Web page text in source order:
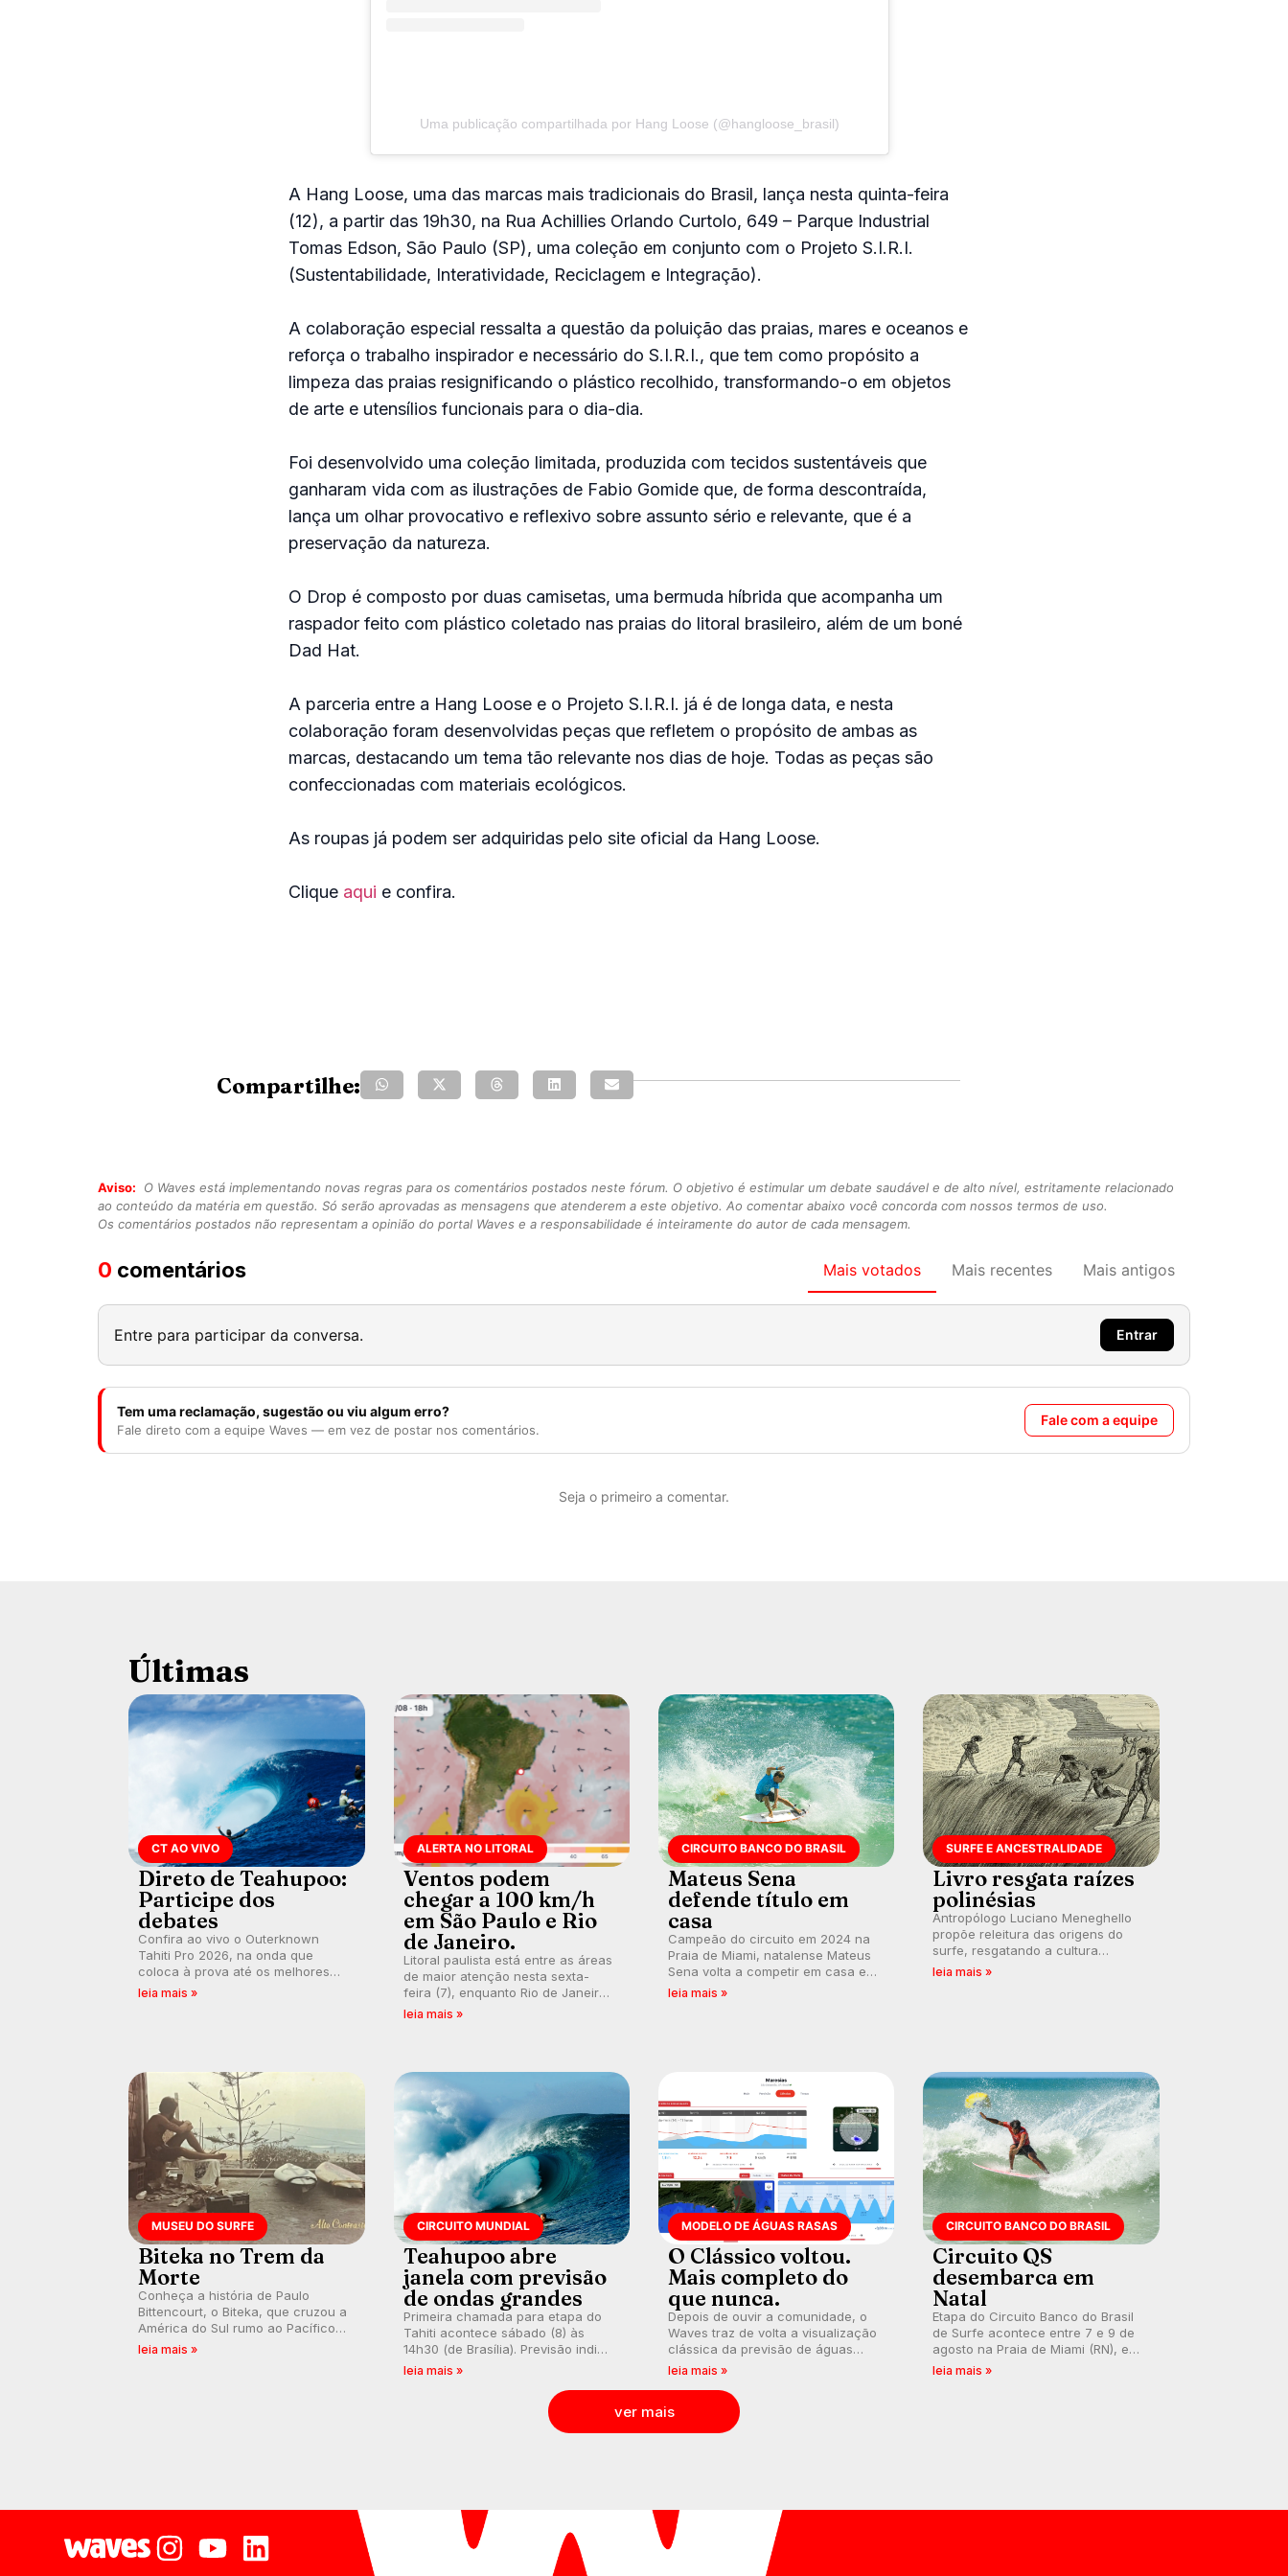
Uma publicação compartilhada por Hang Loose (@hangloose_brasil)
A Hang Loose, uma das marcas mais tradicionais do Brasil, lança nesta quinta-feira
(12), a partir das 19h30, na Rua Achillies Orlando Curtolo, 649 – Parque Industrial
Tomas Edson, São Paulo (SP), uma coleção em conjunto com o Projeto S.I.R.I.
(Sustentabilidade, Interatividade, Reciclagem e Integração).
A colaboração especial ressalta a questão da poluição das praias, mares e oceanos e
reforça o trabalho inspirador e necessário do S.I.R.I., que tem como propósito a
limpeza das praias resignificando o plástico recolhido, transformando-o em objetos
de arte e utensílios funcionais para o dia-dia.
Foi desenvolvido uma coleção limitada, produzida com tecidos sustentáveis que
ganharam vida com as ilustrações de Fabio Gomide que, de forma descontraída,
lança um olhar provocativo e reflexivo sobre assunto sério e relevante, que é a
preservação da natureza.
O Drop é composto por duas camisetas, uma bermuda híbrida que acompanha um
raspador feito com plástico coletado nas praias do litoral brasileiro, além de um boné
Dad Hat.
A parceria entre a Hang Loose e o Projeto S.I.R.I. já é de longa data, e nesta
colaboração foram desenvolvidas peças que refletem o propósito de ambas as
marcas, destacando um tema tão relevante nos dias de hoje. Todas as peças são
confeccionadas com materiais ecológicos.
As roupas já podem ser adquiridas pelo site oficial da Hang Loose.
Clique aqui e confira.
Compartilhe:
Aviso:
O Waves está implementando novas regras para os comentários postados neste fórum. O objetivo é estimular um debate saudável e de alto nível, estritamente relacionado
ao conteúdo da matéria em questão. Só serão aprovadas as mensagens que atenderem a este objetivo. Ao comentar abaixo você concorda com nossos termos de uso.
Os comentários postados não representam a opinião do portal Waves e a responsabilidade é inteiramente do autor de cada mensagem.
0 comentários Mais votados Mais recentes Mais antigos
Entre para participar da conversa. Entrar
Tem uma reclamação, sugestão ou viu algum erro?
Fale direto com a equipe Waves — em vez de postar nos comentários.
Fale com a equipe
Seja o primeiro a comentar.
Últimas
CT AO VIVO
Direto de Teahupoo:
Participe dos
debates
Confira ao vivo o Outerknown
Tahiti Pro 2026, na onda que
coloca à prova até os melhores
surfistas do mundo. E participe dos
leia mais »
ALERTA NO LITORAL
Ventos podem
chegar a 100 km/h
em São Paulo e Rio
de Janeiro.
Litoral paulista está entre as áreas
de maior atenção nesta sexta-
feira (7), enquanto Rio de Janeiro
também recebe alerta para ventos
leia mais »
CIRCUITO BANCO DO BRASIL
Mateus Sena
defende título em
casa
Campeão do circuito em 2024 na
Praia de Miami, natalense Mateus
Sena volta a competir em casa em
busca de manter a hegemonia
leia mais »
SURFE E ANCESTRALIDADE
Livro resgata raízes
polinésias
Antropólogo Luciano Meneghello
propõe releitura das origens do
surfe, resgatando a cultura
polinésia e questionando a visão
leia mais »
MUSEU DO SURFE
Biteka no Trem da
Morte
Conheça a história de Paulo
Bittencourt, o Biteka, que cruzou a
América do Sul rumo ao Pacífico
em uma jornada que se tornou um
leia mais »
CIRCUITO MUNDIAL
Teahupoo abre
janela com previsão
de ondas grandes
Primeira chamada para etapa do
Tahiti acontece sábado (8) às
14h30 (de Brasília). Previsão indica
swell consistente. Medina
divulga baterias, com Kelly Slater
leia mais »
MODELO DE ÁGUAS RASAS
O Clássico voltou.
Mais completo do
que nunca.
Depois de ouvir a comunidade, o
Waves traz de volta a visualização
clássica da previsão de águas
rasas, agora integrada à nova
ondas para até 16 dias.
leia mais »
CIRCUITO BANCO DO BRASIL
Circuito QS
desembarca em
Natal
Etapa do Circuito Banco do Brasil
de Surfe acontece entre 7 e 9 de
agosto na Praia de Miami (RN), em
disputas válidas pelo Qualifying
leia mais »
ver mais